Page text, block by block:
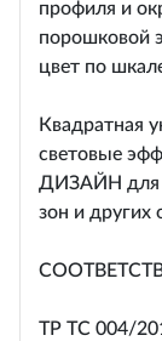
профиля и
порошковой
цвет по
Квадратная
световые
ДИЗАЙН для
зон и других
ТР ТС 004/